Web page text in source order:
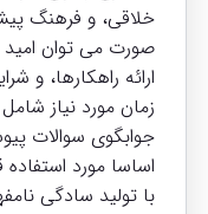
خلاقی، و فرهنگ
صورت می توان
ارائه راهکارها، و
زمان مورد نیاز
جوابگوی سوالات
اساسا مورد
با تولید سادگی